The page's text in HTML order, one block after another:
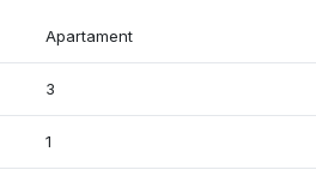
spațiu bine organizat și
într-o zonă accesibilă, în
Apartament
3
1